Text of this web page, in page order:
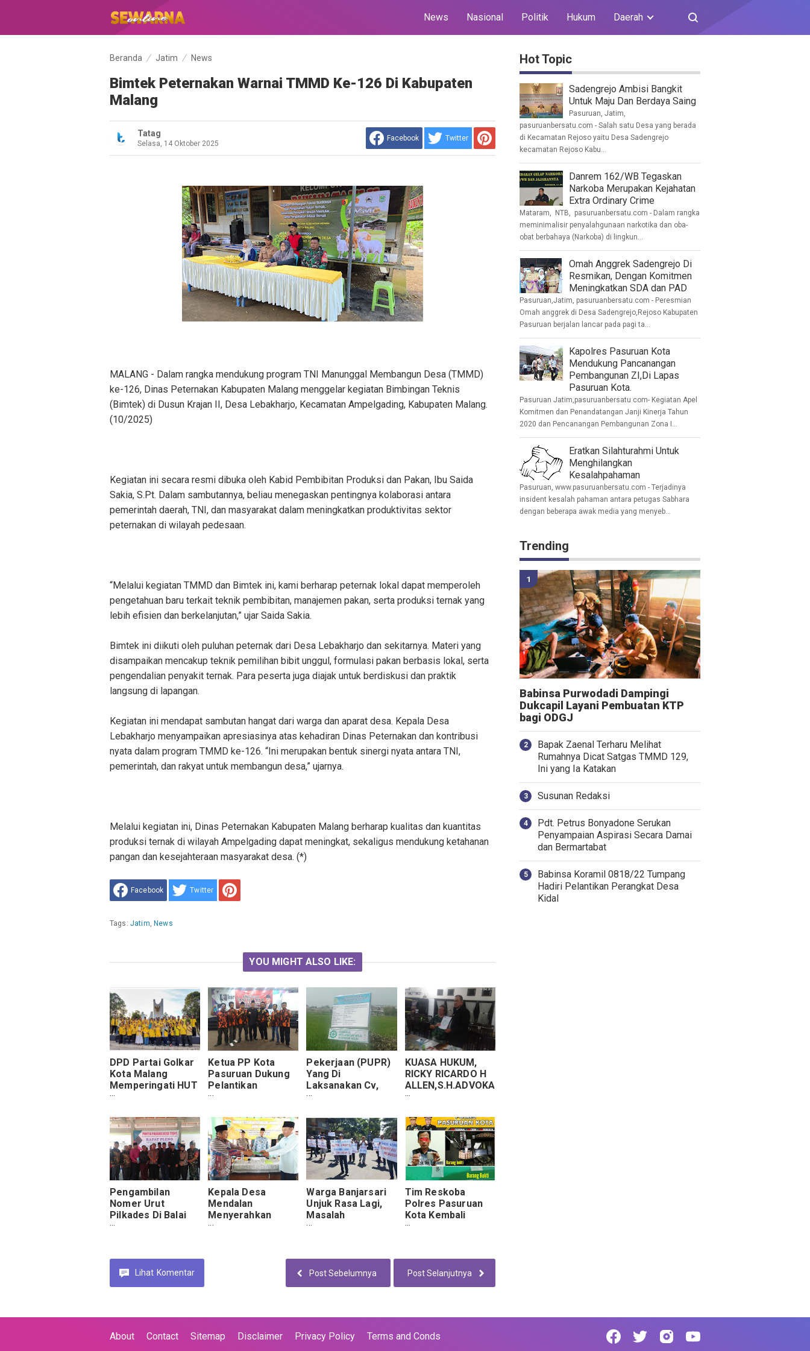
News Nasional Politik Hukum Daerah
Beranda Jatim News
Bimtek Peternakan Warnai TMMD Ke-126 Di Kabupaten
Malang
Tatag
Selasa, 14 Oktober 2025
Facebook Twitter
MALANG - Dalam rangka mendukung program TNI Manunggal Membangun Desa (TMMD)
ke-126, Dinas Peternakan Kabupaten Malang menggelar kegiatan Bimbingan Teknis
(Bimtek) di Dusun Krajan II, Desa Lebakharjo, Kecamatan Ampelgading, Kabupaten Malang.
(10/2025)
Kegiatan ini secara resmi dibuka oleh Kabid Pembibitan Produksi dan Pakan, Ibu Saida
Sakia, S.Pt. Dalam sambutannya, beliau menegaskan pentingnya kolaborasi antara
pemerintah daerah, TNI, dan masyarakat dalam meningkatkan produktivitas sektor
peternakan di wilayah pedesaan.
“Melalui kegiatan TMMD dan Bimtek ini, kami berharap peternak lokal dapat memperoleh
pengetahuan baru terkait teknik pembibitan, manajemen pakan, serta produksi ternak yang
lebih efisien dan berkelanjutan,” ujar Saida Sakia.
Bimtek ini diikuti oleh puluhan peternak dari Desa Lebakharjo dan sekitarnya. Materi yang
disampaikan mencakup teknik pemilihan bibit unggul, formulasi pakan berbasis lokal, serta
pengendalian penyakit ternak. Para peserta juga diajak untuk berdiskusi dan praktik
langsung di lapangan.
Kegiatan ini mendapat sambutan hangat dari warga dan aparat desa. Kepala Desa
Lebakharjo menyampaikan apresiasinya atas kehadiran Dinas Peternakan dan kontribusi
nyata dalam program TMMD ke-126. “Ini merupakan bentuk sinergi nyata antara TNI,
pemerintah, dan rakyat untuk membangun desa,” ujarnya.
Melalui kegiatan ini, Dinas Peternakan Kabupaten Malang berharap kualitas dan kuantitas
produksi ternak di wilayah Ampelgading dapat meningkat, sekaligus mendukung ketahanan
pangan dan kesejahteraan masyarakat desa. (*)
Facebook Twitter
Tags: Jatim, News
YOU MIGHT ALSO LIKE:
DPD Partai Golkar
Kota Malang
Memperingati HUT
KE-55 Dengan Cara
Makam Pahlawan
Suropati Malang.
Ketua PP Kota
Pasuruan Dukung
Pelantikan
Presiden Dan Wakil
2019-2024.
Pekerjaan (PUPR)
Yang Di
Laksanakan Cv,
Citra Usaha
Dengan Aturan.
KUASA HUKUM,
RICKY RICARDO H
ALLEN,S.H.ADVOKA
T, ( LBH-
MENUNTUT
SAUDARA HANNA
RUSMINI, DI DUGA
MEMALSUKAN
SURAT HIBAH
SENGKETA TANAH.
Pengambilan
Nomer Urut
Pilkades Di Balai
DesaTebas
Kepala Desa
Mendalan
Menyerahkan
(LKPJ) Keterangan
Warga Banjarsari
Unjuk Rasa Lagi,
Masalah
Penyelesain DD
Tim Reskoba
Polres Pasuruan
Kota Kembali
Mengamankan
Sabu,Asal Dusun
Gedung Rejo.
Lihat Komentar Post Selanjutnya
Post Sebelumnya
Hot Topic
Sadengrejo Ambisi Bangkit
Untuk Maju Dan Berdaya Saing
Pasuruan, Jatim,
pasuruanbersatu.com - Salah satu Desa yang berada
di Kecamatan Rejoso yaitu Desa Sadengrejo
kecamatan Rejoso Kabu...
Danrem 162/WB Tegaskan
Narkoba Merupakan Kejahatan
Extra Ordinary Crime
Mataram, NTB, pasuruanbersatu.com - Dalam rangka
meminimalisir penyalahgunaan narkotika dan oba-
obat berbahaya (Narkoba) di lingkun...
Omah Anggrek Sadengrejo Di
Resmikan, Dengan Komitmen
Meningkatkan SDA dan PAD
Pasuruan,Jatim, pasuruanbersatu.com - Peresmian
Omah anggrek di Desa Sadengrejo,Rejoso Kabupaten
Pasuruan berjalan lancar pada pagi ta...
Kapolres Pasuruan Kota
Mendukung Pancanangan
Pembangunan ZI,Di Lapas
Pasuruan Kota.
Pasuruan Jatim,pasuruanbersatu com- Kegiatan Apel
Komitmen dan Penandatangan Janji Kinerja Tahun
2020 dan Pencanangan Pembangunan Zona I...
Eratkan Silahturahmi Untuk
Menghilangkan
Kesalahpahaman
Pasuruan, www.pasuruanbersatu.com - Terjadinya
insident kesalah pahaman antara petugas Sabhara
dengan beberapa awak media yang menyeb...
Trending
Babinsa Purwodadi Dampingi
Dukcapil Layani Pembuatan KTP
bagi ODGJ
Bapak Zaenal Terharu Melihat
Rumahnya Dicat Satgas TMMD 129,
Ini yang Ia Katakan
Susunan Redaksi
Pdt. Petrus Bonyadone Serukan
Penyampaian Aspirasi Secara Damai
dan Bermartabat
Babinsa Koramil 0818/22 Tumpang
Hadiri Pelantikan Perangkat Desa
Kidal
About Contact Sitemap Disclaimer Privacy Policy Terms and Conds